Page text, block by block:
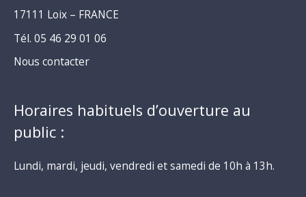
17111 Loix – FRANCE
Tél. 05 46 29 01 06
Nous contacter
Horaires habituels d’ouverture au
public :
Lundi, mardi, jeudi, vendredi et samedi de 10h à 13h.